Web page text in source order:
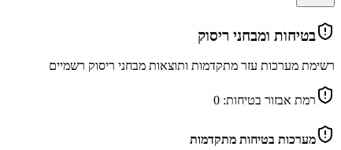
בטיחות ומבחני ריסוק
רשימת מערכות עזר מתקדמות ותוצאות מבחני ריסוק רשמיים
רמת אבזור בטיחות: 0
מערכות בטיחות מתקדמות